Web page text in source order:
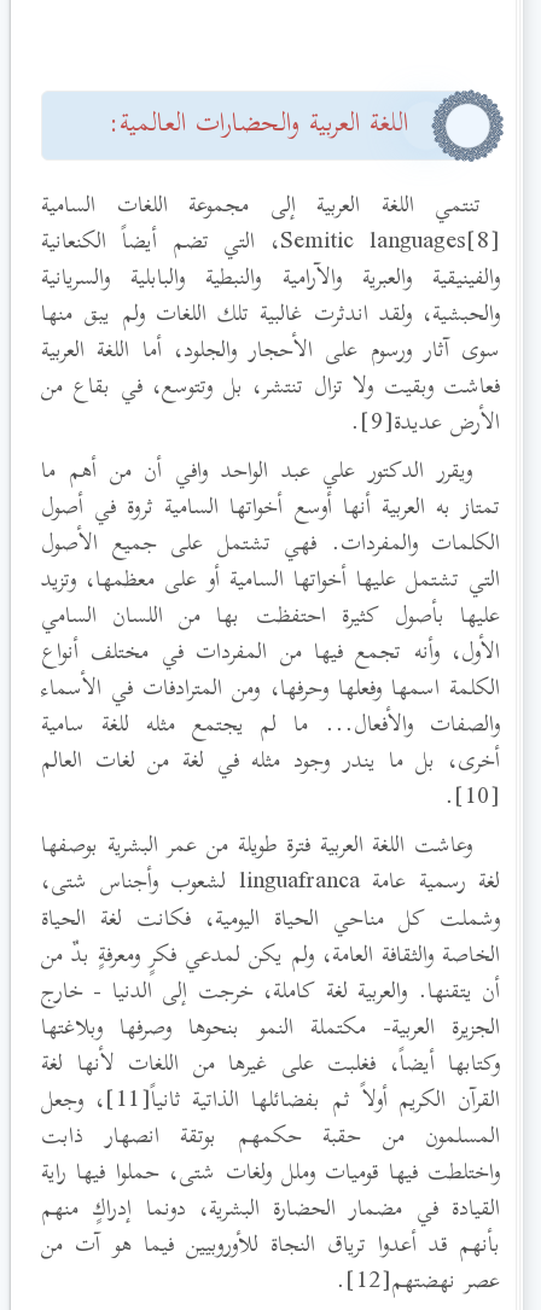
اللغة العربية والحضارات العالمية:
تنتمي اللغة العربية إلى مجموعة اللغات السامية
[8]Semitic languages
، التي تضم أيضاً الكنعانية
والفينيقية والعبرية والآرامية والنبطية والبابلية والسريانية
والحبشية، ولقد اندثرت غالبية تلك اللغات ولم يبق منها
سوى آثار ورسوم على الأحجار والجلود، أما اللغة العربية
فعاشت وبقيت ولا تزال تنتشر، بل وتتوسع، في بقاع من
الأرض عديدة[9].
ويقرر الدكتور علي عبد الواحد وافي أن من أهم ما
تمتاز به العربية أنها أوسع أخواتها السامية ثروة في أصول
الكلمات والمفردات. فهي تشتمل على جميع الأصول
التي تشتمل عليها أخواتها السامية أو على معظمها، وتزيد
عليها بأصول كثيرة احتفظت بها من اللسان السامي
الأول، وأنه تجمع فيها من المفردات في مختلف أنواع
الكلمة اسمها وفعلها وحرفها، ومن المترادفات في الأسماء
والصفات والأفعال... ما لم يجتمع مثله للغة سامية
أخرى، بل ما يندر وجود مثله في لغة من لغات العالم
[10].
وعاشت اللغة العربية فترة طويلة من عمر البشرية بوصفها
لغة رسمية عامة linguafranca
لشعوب وأجناس شتى،
وشملت كل مناحي الحياة اليومية، فكانت لغة الحياة
الخاصة والثقافة العامة، ولم يكن لمدعي فكرٍ ومعرفةٍ بدٌ من
أن يتقنها. والعربية لغة كاملة، خرجت إلى الدنيا - خارج
الجزيرة العربية- مكتملة النمو بنحوها وصرفها وبلاغتها
وكتابها أيضاً، فغلبت على غيرها من اللغات لأنها لغة
القرآن الكريم أولاً ثم بفضائلها الذاتية ثانياً[11]، وجعل
المسلمون من حقبة حكمهم بوتقة انصهار ذابت
واختلطت فيها قوميات وملل ولغات شتى، حملوا فيها راية
القيادة في مضمار الحضارة البشرية، دونما إدراكٍ منهم
بأنهم قد أعدوا ترياق النجاة للأوروبيين فيما هو آت من
عصر نهضتهم[12].